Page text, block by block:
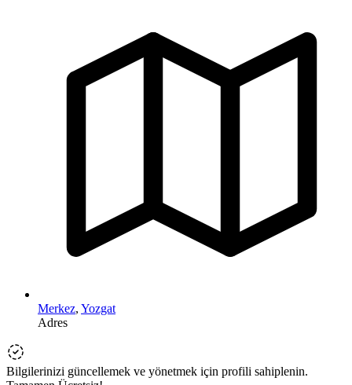
Merkez, Yozgat
Adres
Bilgilerinizi güncellemek ve yönetmek için profili sahiplenin.